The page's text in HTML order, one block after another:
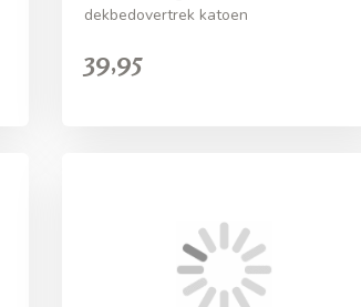
dekbedovertrek katoen
39,95